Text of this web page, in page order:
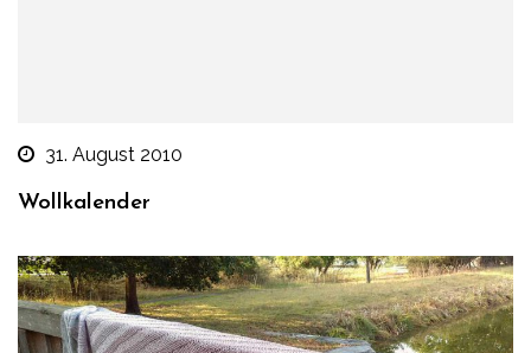
31. August 2010
Wollkalender